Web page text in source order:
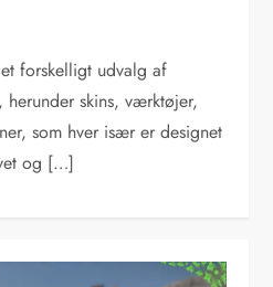
forskelligt udvalg af
herunder skins, værktøjer,
som hver især er designet
og […]